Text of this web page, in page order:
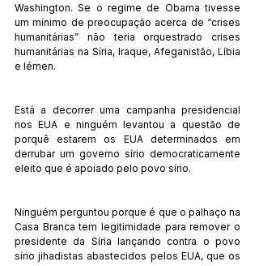
Washington. Se o regime de Obama tivesse
um mínimo de preocupação acerca de “crises
humanitárias” não teria orquestrado crises
humanitárias na Síria, Iraque, Afeganistão, Líbia
e Iémen.
Está a decorrer uma campanha presidencial
nos EUA e ninguém levantou a questão de
porquê estarem os EUA determinados em
derrubar um governo sírio democraticamente
eleito que é apoiado pelo povo sírio.
Ninguém perguntou porque é que o palhaço na
Casa Branca tem legitimidade para remover o
presidente da Síria lançando contra o povo
sírio jihadistas abastecidos pelos EUA, que os